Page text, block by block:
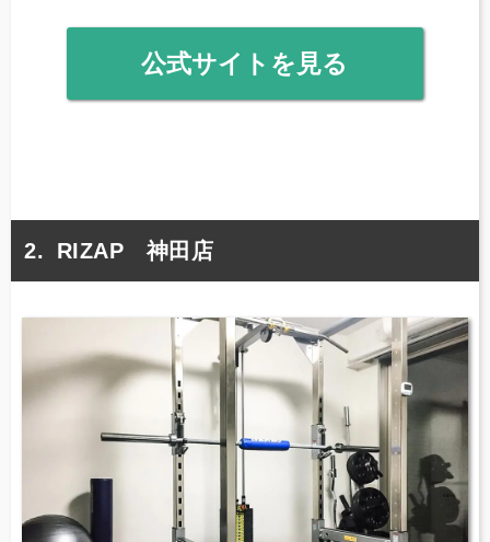
公式サイトを見る
RIZAP 神田店